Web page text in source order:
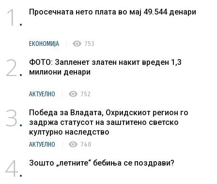
1 Просечната нето плата во мај 49.544 денари
ЕКОНОМИЈА visibility 753
2
ФОТО: Запленет златен накит вреден 1,3
милиони денари
АКТУЕЛНО visibility 752
3
Победа за Владата, Охридскиот регион го
задржа статусот на заштитено светско
културно наследство
АКТУЕЛНО visibility 740
4 Зошто „летните“ бебиња се поздрави?